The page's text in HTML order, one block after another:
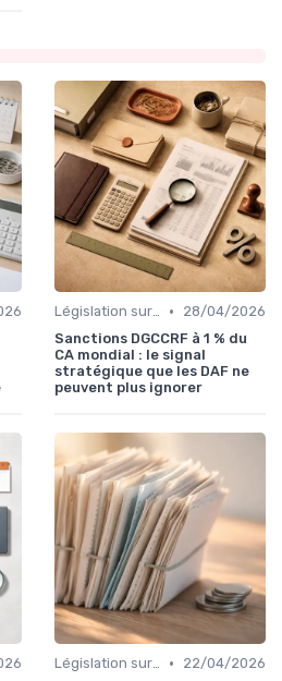
Législation sur le Recouvrement de Créances •
28/04/2026
Sanctions DGCCRF à 1 % du
CA mondial : le signal
stratégique que les DAF ne
peuvent plus ignorer
Législation sur le Recouvrement de Créances •
22/04/2026